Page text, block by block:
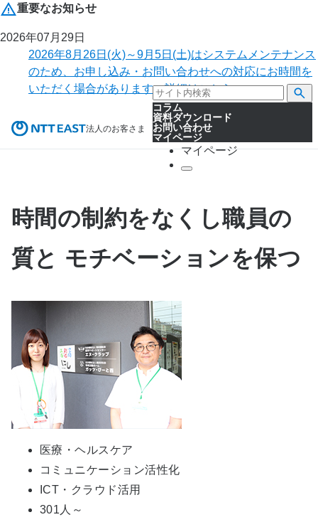
重要なお知らせ
2026年07月29日
2026年8月26日(火)～9月5日(土)はシステムメンテナンス
のため、お申し込み・お問い合わせへの対応にお時間を
いただく場合があります。詳細はこちら。
法人のお客さま
コラム
資料ダウンロード
お問い合わせ
マイページ
マイページ
時間の制約をなくし職員の
質と モチベーションを保つ
医療・ヘルスケア
コミュニケーション活性化
ICT・クラウド活用
301人～